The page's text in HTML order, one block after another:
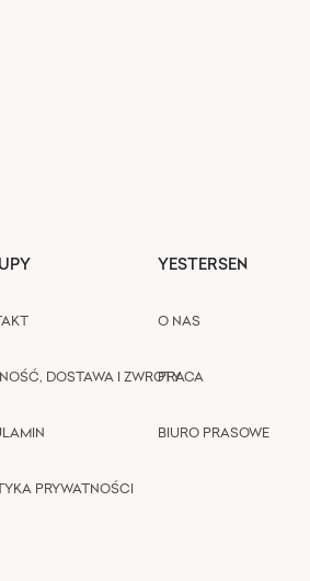
DOSTAWA I ZWROTY
PRYWATNOŚCI
YESTERSEN
O NAS
PRACA
BIURO PRASOWE